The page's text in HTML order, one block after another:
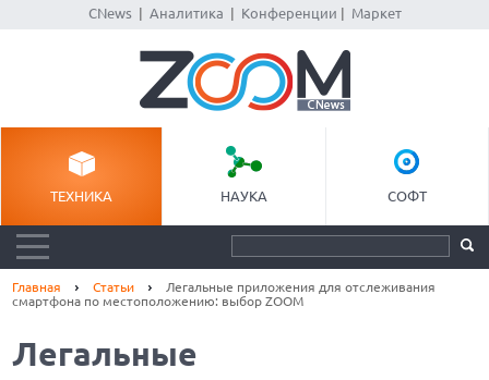
CNews| Аналитика Конференции Маркет
ТЕХНИКА НАУКА СОФТ
Главная Статьи
Легальные приложения для отслеживания
смартфона по местоположению: выбор ZOOM
Легальные